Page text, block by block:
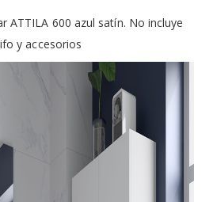
ATTILA 600 azul satín. No incluye
y accesorios